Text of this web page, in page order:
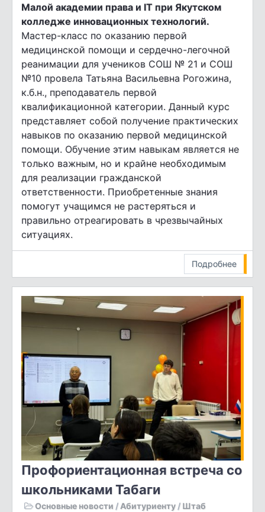
Малой академии права и IT при Якутском
колледже инновационных технологий.
Мастер-класс по оказанию первой
медицинской помощи и сердечно-легочной
реанимации для учеников СОШ № 21 и СОШ
№10 провела Татьяна Васильевна Рогожина,
к.б.н., преподаватель первой
квалификационной категории. Данный курс
представляет собой получение практических
навыков по оказанию первой медицинской
помощи. Обучение этим навыкам является не
только важным, но и крайне необходимым
для реализации гражданской
ответственности. Приобретенные знания
помогут учащимся не растеряться и
правильно отреагировать в чрезвычайных
ситуациях.
Подробнее
Профориентационная встреча со
школьниками Табаги
Основные новости / Абитуриенту / Штаб